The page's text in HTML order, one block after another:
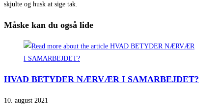
skjulte og husk at sige tak.
Måske kan du også lide
HVAD BETYDER NÆRVÆR I SAMARBEJDET?
10. august 2021